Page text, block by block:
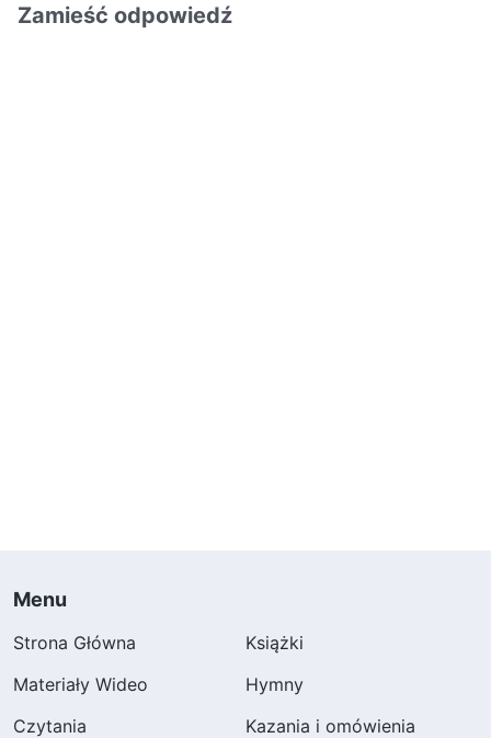
Zamieść odpowiedź
Menu
Strona Główna
Książki
Materiały Wideo
Hymny
Czytania
Kazania i omówienia